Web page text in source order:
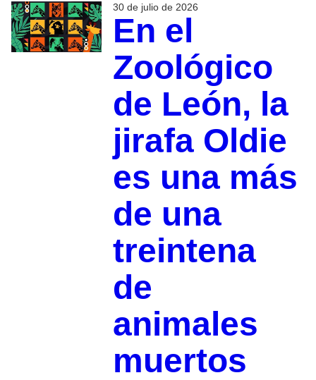
30 de julio de 2026
En el
Zoológico
de León, la
jirafa Oldie
es una más
de una
treintena
de
animales
muertos